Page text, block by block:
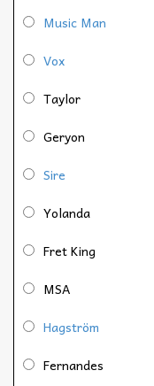
Music Man
Vox
Taylor
Geryon
Sire
Yolanda
Fret King
MSA
Hagström
Fernandes